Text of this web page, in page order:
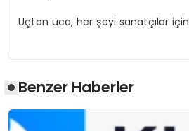
Uçtan uca, her şeyi sanatçılar
Benzer Haberler